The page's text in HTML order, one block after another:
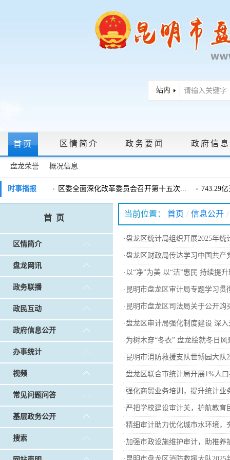
首页 区情简介 政务要闻 政府信
盘龙荣誉 概况信息
政府信息公开指南 | 政府信息公开制度 | 政策文件 法定主动公
常见问题问答
调查征集 做好“六稳”工作 落实“六保”任务 | 公共卫生知识普及
时事播报 区委全面深化改革委员会召开第十五次... 743.29
戴惠明调研辖区汽车企业 戴惠明
盘龙区委2026年度巡察工作会暨十三届...
戴惠明调研白沙河社区治理和东白沙河... 戴惠明
首 页
区情简介
盘龙网讯
政务联播
政民互动
政府信息公开
办事统计
视频
常见问题问答
基层政务公开
搜索
当前位置： 首页 / 信息公开 /
·盘龙区统计局组织开展2025年统
·盘龙区财政局传达学习中国共产
· 以“净”为美 以“洁”惠民 持续提
· 昆明市盘龙区审计局专题学习
· 昆明市盘龙区司法局关于公开购
·盘龙区审计局强化制度建设 深
· 为树木穿“冬衣” 盘龙绘就冬日
· 昆明市消防救援支队世博园大队
·盘龙区联合市统计局开展1%人
·强化商贸业务培训，提升统计
· 严把学校建设审计关，护航教育
·精细审计助力优化城市水环境，
·加强市政设施维护审计，助推养